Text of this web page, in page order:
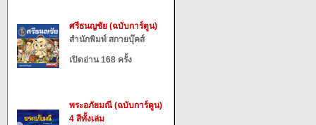
ศรีธนญชัย (ฉบับการ์ตูน)
สำนักพิมพ์ สกายบุ๊คส์
เปิดอ่าน 168 ครั้ง
พระอภัยมณี (ฉบับการ์ตูน)
4 สีทั้งเล่ม